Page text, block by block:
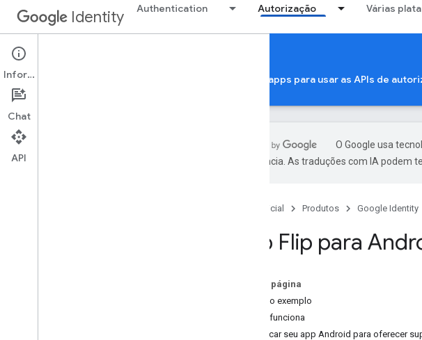
Identity Authentication Autorização Várias
Google Account Linking
Autorização da Conta do Google Verificação de apps para usar as APIs de
O Google usa
preferência. As traduções com IA podem
Página inicial Produtos Google Identity
App Flip para
Nesta página
Testar o exemplo
Como funciona
Modificar seu app Android para oferecer
Informações
Chat
API